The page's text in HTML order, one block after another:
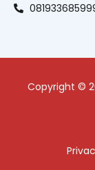
Copyright ©